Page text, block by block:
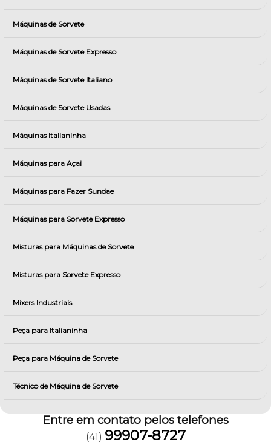
Máquinas de Sorvete
Máquinas de Sorvete Expresso
Máquinas de Sorvete Italiano
Máquinas de Sorvete Usadas
Máquinas Italianinha
Máquinas para Açai
Máquinas para Fazer Sundae
Máquinas para Sorvete Expresso
Misturas para Máquinas de Sorvete
Misturas para Sorvete Expresso
Mixers Industriais
Peça para Italianinha
Peça para Máquina de Sorvete
Técnico de Máquina de Sorvete
Entre em contato pelos telefones
(41) 99907-8727